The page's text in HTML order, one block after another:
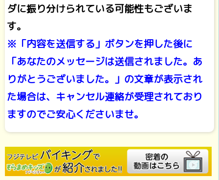
ダに振り分けられている可能性もございま
す。
※「内容を送信する」ボタンを押した後に
「あなたのメッセージは送信されました。あ
りがとうございました。」の文章が表示され
た場合は、キャンセル連絡が受理されており
ますのでご安心くださいませ。